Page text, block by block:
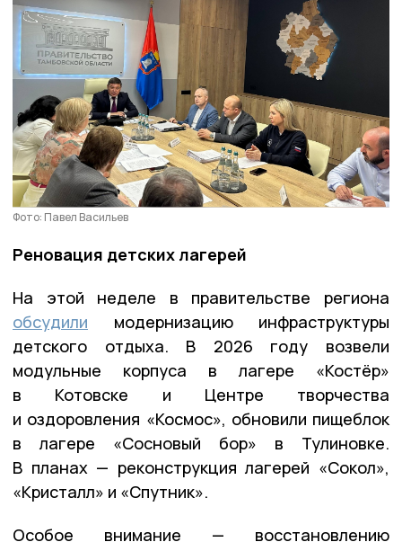
Фото: Павел Васильев
Реновация детских лагерей
На этой неделе в правительстве региона
обсудили модернизацию инфраструктуры
детского отдыха. В 2026 году возвели
модульные корпуса в лагере «Костёр»
в Котовске и Центре творчества
и оздоровления «Космос», обновили пищеблок
в лагере «Сосновый бор» в Тулиновке.
В планах — реконструкция лагерей «Сокол»,
«Кристалл» и «Спутник».
Особое внимание — восстановлению